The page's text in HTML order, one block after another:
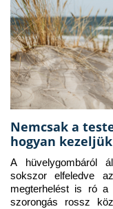
Nemcsak a
hogyan
A hüvelygombáról
sokszor elfeledve
megterhelést is ró
szorongás rossz